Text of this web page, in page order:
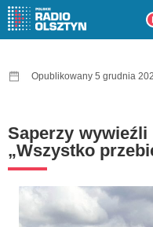
Opublikowany 5 grudnia
Saperzy
„Wszystko